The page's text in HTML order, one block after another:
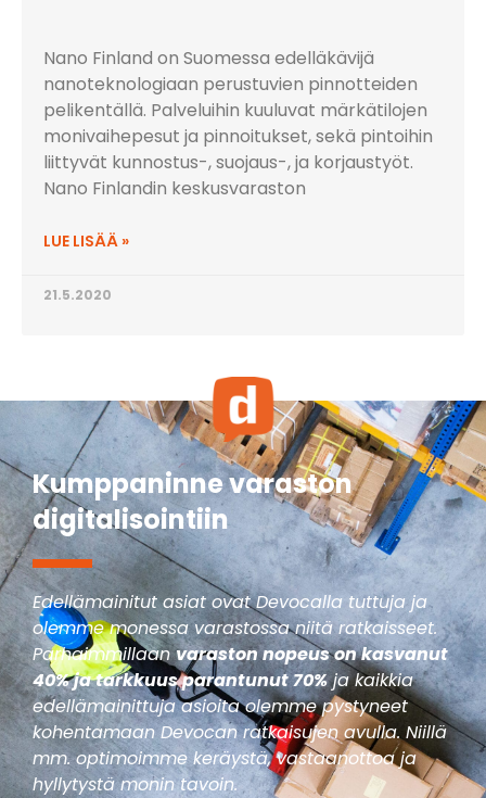
Nano Finland on Suomessa edelläkävijä
nanoteknologiaan perustuvien pinnotteiden
pelikentällä. Palveluihin kuuluvat märkätilojen
monivaihepesut ja pinnoitukset, sekä pintoihin
liittyvät kunnostus-, suojaus-, ja korjaustyöt.
Nano Finlandin keskusvaraston
LUE LISÄÄ »
21.5.2020
Kumppaninne varaston
digitalisointiin
Edellämainitut asiat ovat Devocalla tuttuja ja
olemme monessa varastossa niitä ratkaisseet.
Parhaimmillaanvaraston nopeus on kasvanut
40% ja tarkkuus parantunut 70%ja kaikkia
edellämainittuja asioita olemme pystyneet
kohentamaan Devocan ratkaisujen avulla. Niillä
mm. optimoimme keräystä, vastaanottoa ja
hyllytystä monin tavoin.